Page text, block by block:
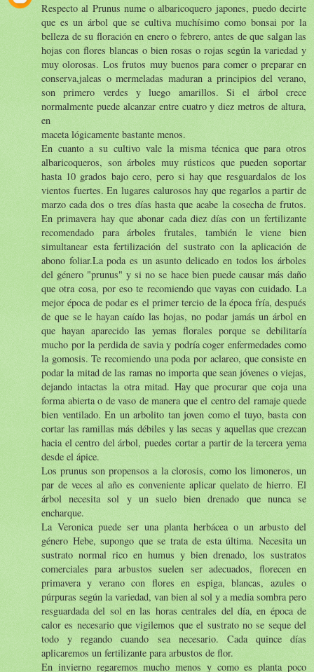
Respecto al Prunus nume o albaricoquero japones, puedo decirte
que es un árbol que se cultiva muchísimo como bonsai por la
belleza de su floración en enero o febrero, antes de que salgan las
hojas con flores blancas o bien rosas o rojas según la variedad y
muy olorosas. Los frutos muy buenos para comer o preparar en
conserva,jaleas o mermeladas maduran a principios del verano,
son primero verdes y luego amarillos. Si el árbol crece
normalmente puede alcanzar entre cuatro y diez metros de altura,
en
maceta lógicamente bastante menos.
En cuanto a su cultivo vale la misma técnica que para otros
albaricoqueros, son árboles muy rústicos que pueden soportar
hasta 10 grados bajo cero, pero si hay que resguardalos de los
vientos fuertes. En lugares calurosos hay que regarlos a partir de
marzo cada dos o tres días hasta que acabe la cosecha de frutos.
En primavera hay que abonar cada diez días con un fertilizante
recomendado para árboles frutales, también le viene bien
simultanear esta fertilización del sustrato con la aplicación de
abono foliar.La poda es un asunto delicado en todos los árboles
del género "prunus" y si no se hace bien puede causar más daño
que otra cosa, por eso te recomiendo que vayas con cuidado. La
mejor época de podar es el primer tercio de la época fría, después
de que se le hayan caído las hojas, no podar jamás un árbol en
que hayan aparecido las yemas florales porque se debilitaría
mucho por la perdida de savia y podría coger enfermedades como
la gomosis. Te recomiendo una poda por aclareo, que consiste en
podar la mitad de las ramas no importa que sean jóvenes o viejas,
dejando intactas la otra mitad. Hay que procurar que coja una
forma abierta o de vaso de manera que el centro del ramaje quede
bien ventilado. En un arbolito tan joven como el tuyo, basta con
cortar las ramillas más débiles y las secas y aquellas que crezcan
hacia el centro del árbol, puedes cortar a partir de la tercera yema
desde el ápice.
Los prunus son propensos a la clorosis, como los limoneros, un
par de veces al año es conveniente aplicar quelato de hierro. El
árbol necesita sol y un suelo bien drenado que nunca se
encharque.
La Veronica puede ser una planta herbácea o un arbusto del
género Hebe, supongo que se trata de esta última. Necesita un
sustrato normal rico en humus y bien drenado, los sustratos
comerciales para arbustos suelen ser adecuados, florecen en
primavera y verano con flores en espiga, blancas, azules o
púrpuras según la variedad, van bien al sol y a media sombra pero
resguardada del sol en las horas centrales del día, en época de
calor es necesario que vigilemos que el sustrato no se seque del
todo y regando cuando sea necesario. Cada quince días
aplicaremos un fertilizante para arbustos de flor.
En invierno regaremos mucho menos y como es planta poco